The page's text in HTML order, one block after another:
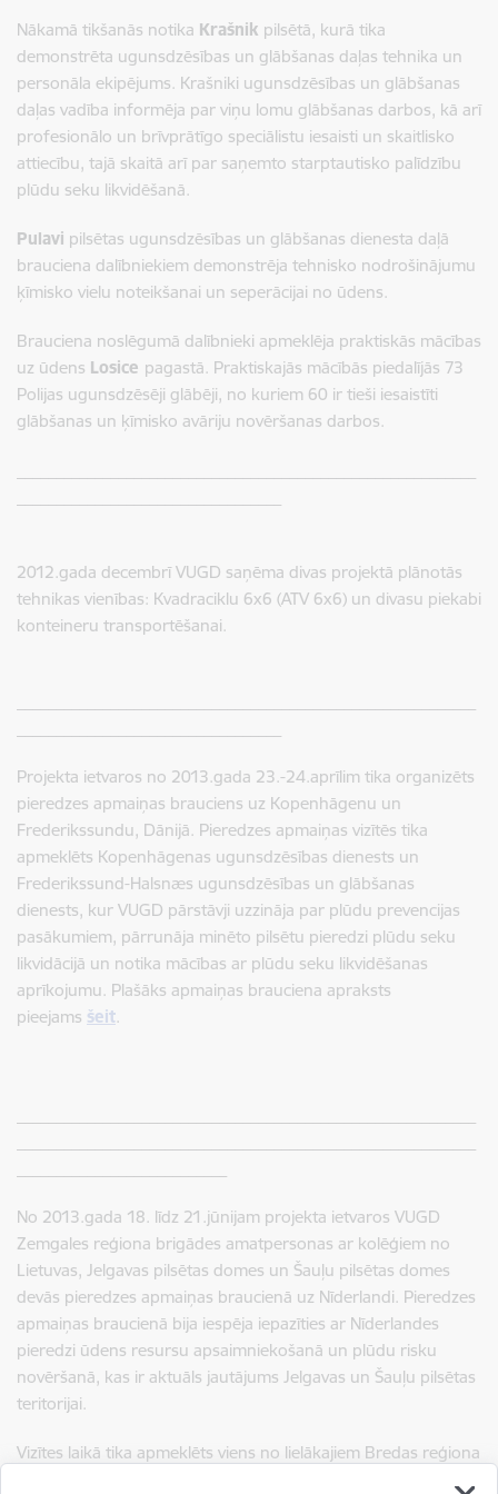
Nākamā tikšanās notika Krašnik pilsētā, kurā tika
demonstrēta ugunsdzēsības un glābšanas daļas tehnika un
personāla ekipējums. Krašniki ugunsdzēsības un glābšanas
daļas vadība informēja par viņu lomu glābšanas darbos, kā arī
profesionālo un brīvprātīgo speciālistu iesaisti un skaitlisko
attiecību, tajā skaitā arī par saņemto starptautisko palīdzību
plūdu seku likvidēšanā.
Pulavi pilsētas ugunsdzēsības un glābšanas dienesta daļā
brauciena dalībniekiem demonstrēja tehnisko nodrošinājumu
ķīmisko vielu noteikšanai un seperācijai no ūdens.
Brauciena noslēgumā dalībnieki apmeklēja praktiskās mācības
uz ūdens Losice pagastā. Praktiskajās mācībās piedalījās 73
Polijas ugunsdzēsēji glābēji, no kuriem 60 ir tieši iesaistīti
glābšanas un ķīmisko avāriju novēršanas darbos.
2012.gada decembrī VUGD saņēma divas projektā plānotās
tehnikas vienības: Kvadraciklu 6x6 (ATV 6x6) un divasu piekabi
konteineru transportēšanai.
Projekta ietvaros no 2013.gada 23.-24.aprīlim tika organizēts
pieredzes apmaiņas brauciens uz Kopenhāgenu un
Frederikssundu, Dānijā. Pieredzes apmaiņas vizītēs tika
apmeklēts Kopenhāgenas ugunsdzēsības dienests un
Frederikssund-Halsnæs ugunsdzēsības un glābšanas
dienests, kur VUGD pārstāvji uzzināja par plūdu prevencijas
pasākumiem, pārrunāja minēto pilsētu pieredzi plūdu seku
likvidācijā un notika mācības ar plūdu seku likvidēšanas
aprīkojumu. Plašāks apmaiņas brauciena apraksts
pieejams šeit.
No 2013.gada 18. līdz 21.jūnijam projekta ietvaros VUGD
Zemgales reģiona brigādes amatpersonas ar kolēģiem no
Lietuvas, Jelgavas pilsētas domes un Šauļu pilsētas domes
devās pieredzes apmaiņas braucienā uz Nīderlandi. Pieredzes
apmaiņas braucienā bija iespēja iepazīties ar Nīderlandes
pieredzi ūdens resursu apsaimniekošanā un plūdu risku
novēršanā, kas ir aktuāls jautājums Jelgavas un Šauļu pilsētas
teritorijai.
Vizītes laikā tika apmeklēts viens no lielākajiem Bredas reģiona